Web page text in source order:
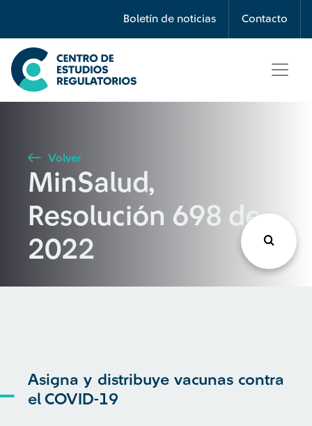
Boletín de noticias Contacto
Búsqueda
Seleccione país
Buscar
Volver
MinSalud,
Resolución 698 de
2022
Asigna y distribuye vacunas contra
el COVID-19